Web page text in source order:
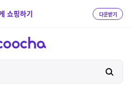
쇼핑하기 다운받기